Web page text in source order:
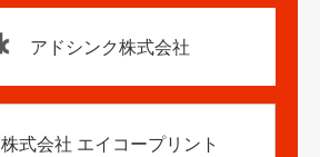
アドシンク株式会社
株式会社 エイコープリント